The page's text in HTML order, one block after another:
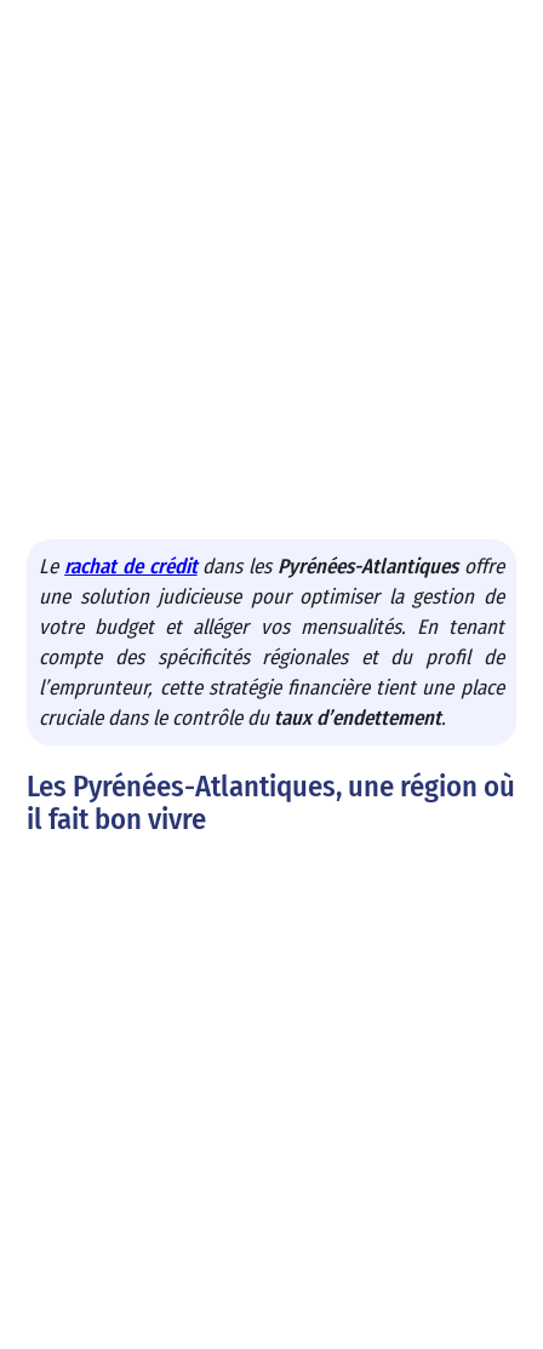
Le rachat de créditdans les Pyrénées-Atlantiquesoffre
une solution judicieuse pour optimiser la gestion de
votre budget et alléger vos mensualités. En tenant
compte des spécificités régionales et du profil de
l’emprunteur, cette stratégie financière tient une place
cruciale dans le contrôle du taux d’endettement.
Les Pyrénées-Atlantiques, une région où
il fait bon vivre